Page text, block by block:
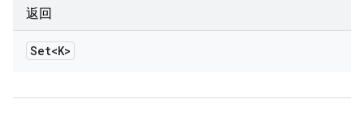
返回
Set<K>